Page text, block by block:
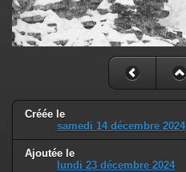
Créée le
samedi 14 décembre 2024
Ajoutée le
lundi 23 décembre 2024